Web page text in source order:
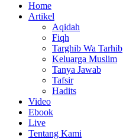
Home
Artikel
Aqidah
Fiqh
Targhib Wa Tarhib
Keluarga Muslim
Tanya Jawab
Tafsir
Hadits
Video
Ebook
Live
Tentang Kami